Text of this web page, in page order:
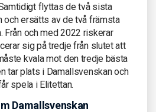
flyttas de två sista
och ersätts av de två främsta
Från och med 2022 riskerar
sig på tredje från slutet att
kvala mot den tredje bästa
tar plats i Damallsvenskan och
spela i Elitettan.
Damallsvenskan